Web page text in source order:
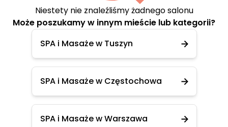
Niestety nie znaleźliśmy żadnego salonu
Może poszukamy w innym mieście lub kategorii?
SPA i Masaże w Tuszyn
SPA i Masaże w Częstochowa
SPA i Masaże w Warszawa